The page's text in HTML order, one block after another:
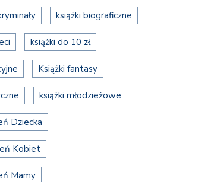
książki biograficzne
książki do 10 zł
Książki fantasy
książki młodzieżowe
Dziecka
Kobiet
Mamy